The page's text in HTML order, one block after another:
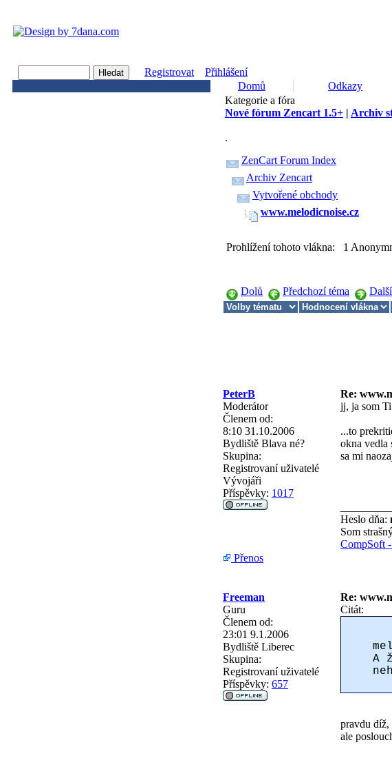
Registrovat
Přihlášení
Domů
Odkazy
Kategorie a fóra
Nové fórum Zencart 1.5+ | Archiv
.
ZenCart Forum Index
Archiv Zencart
Vytvořené obchody
www.melodicnoise.cz
Prohlížení tohoto vlákna: 1
Dolů Předchozí téma
PeterB Re:
Moderátor
Členem od:
8:10 31.10.2006
Bydliště Blava né?
Skupina:
Registrovaní uživatelé
Vývojáři
Příspěvky: 1017
jj, ja som
...to
okna vedla
sa mi
Heslo dňa:
Som
CompSoft
Přenos
Freeman Re:
Guru
Členem od:
23:01 9.1.2006
Bydliště Liberec
Skupina:
Registrovaní uživatelé
Příspěvky: 657
Citát:
A
pravdu díž,
ale